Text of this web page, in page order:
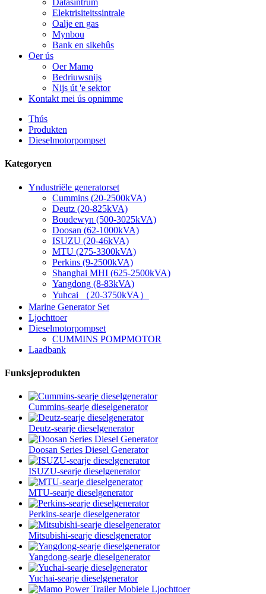
Datasintrum
Elektrisiteitssintrale
Oalje en gas
Mynbou
Bank en sikehûs
Oer ús
Oer Mamo
Bedriuwsnijs
Nijs út 'e sektor
Kontakt mei ús opnimme
Thús
Produkten
Dieselmotorpompset
Kategoryen
Yndustriële generatorset
Cummins (20-2500kVA)
Deutz (20-825kVA)
Boudewyn (500-3025kVA)
Doosan (62-1000kVA)
ISUZU (20-46kVA)
MTU (275-3300kVA)
Perkins (9-2500kVA)
Shanghai MHI (625-2500kVA)
Yangdong (8-83kVA)
Yuhcai （20-3750kVA）
Marine Generator Set
Ljochttoer
Dieselmotorpompset
CUMMINS POMPMOTOR
Laadbank
Funksjeprodukten
Cummins-searje dieselgenerator
Deutz-searje dieselgenerator
Doosan Series Diesel Generator
ISUZU-searje dieselgenerator
MTU-searje dieselgenerator
Perkins-searje dieselgenerator
Mitsubishi-searje dieselgenerator
Yangdong-searje dieselgenerator
Yuchai-searje dieselgenerator